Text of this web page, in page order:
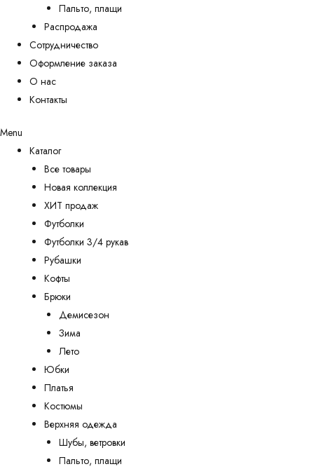
Пальто, плащи
Распродажа
Сотрудничество
Оформление заказа
О нас
Контакты
Menu
Каталог
Все товары
Новая коллекция
ХИТ продаж
Футболки
Футболки 3/4 рукав
Рубашки
Кофты
Брюки
Демисезон
Зима
Лето
Юбки
Платья
Костюмы
Верхняя одежда
Шубы, ветровки
Пальто, плащи